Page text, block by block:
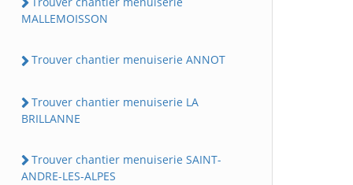
MALLEMOISSON
Trouver chantier menuiserie ANNOT
Trouver chantier menuiserie LA
BRILLANNE
Trouver chantier menuiserie SAINT-
ANDRE-LES-ALPES